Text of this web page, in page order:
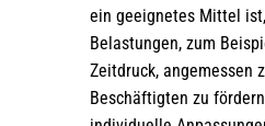
ein geeignetes Mittel
Belastungen, zum
Zeitdruck, angemessen
Beschäftigten zu